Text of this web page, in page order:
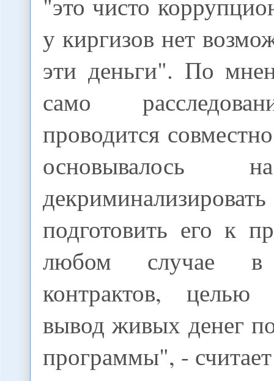
у киргизов нет
эти деньги". По
само
проводится
основывалось
подготовить его к
любом случае
контрактов,
вывод живых денег
программы", -